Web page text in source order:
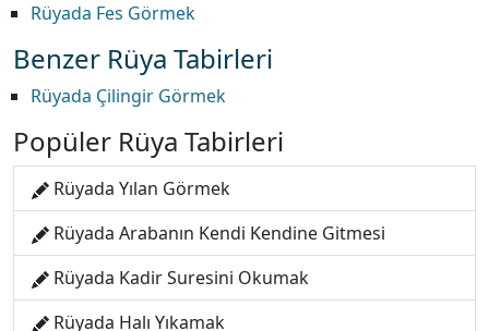
Rüyada Fes Görmek
Benzer Rüya Tabirleri
Rüyada Çilingir Görmek
Popüler Rüya Tabirleri
Rüyada Yılan Görmek
Rüyada Arabanın Kendi Kendine Gitmesi
Rüyada Kadir Suresini Okumak
Rüyada Halı Yıkamak